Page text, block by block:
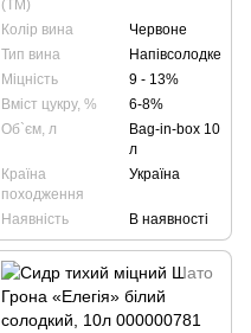
(ТМ)
Колір вина
Червоне
Тип вина
Напівсолодке
Міцність
9 - 13%
Вміст цукру, %
6-8%
Об`єм, л
Bag-in-box 10
л
Країна
походження
Україна
Наявність В наявності